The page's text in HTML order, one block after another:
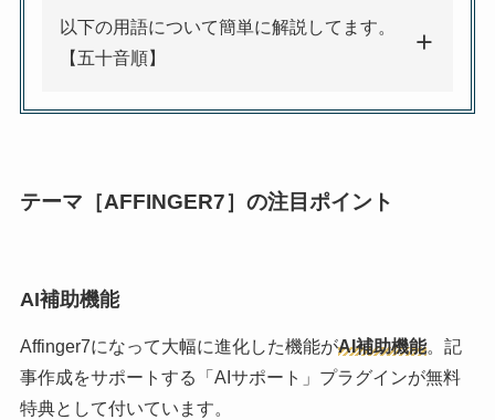
以下の用語について簡単に解説してます。
【五十音順】
テーマ［AFFINGER7］の注目ポイント
AI補助機能
Affinger7になって大幅に進化した機能がAI補助機能。記
事作成をサポートする「AIサポート」プラグインが無料
特典として付いています。